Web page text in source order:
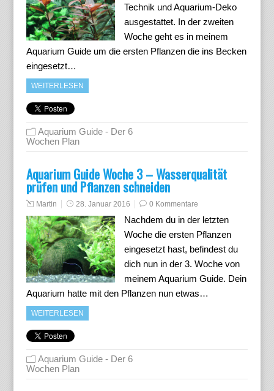
Technik und Aquarium-Deko
ausgestattet. In der zweiten
Woche geht es in meinem
Aquarium Guide um die ersten Pflanzen die ins Becken
eingesetzt…
WEITERLESEN
Aquarium Guide - Der 6
Wochen Plan
Aquarium Guide Woche 3 – Wasserqualität
prüfen und Pflanzen schneiden
Martin 28. Januar 2016 0 Kommentare
Nachdem du in der letzten
Woche die ersten Pflanzen
eingesetzt hast, befindest du
dich nun in der 3. Woche von
meinem Aquarium Guide. Dein
Aquarium hatte mit den Pflanzen nun etwas…
WEITERLESEN
Aquarium Guide - Der 6
Wochen Plan